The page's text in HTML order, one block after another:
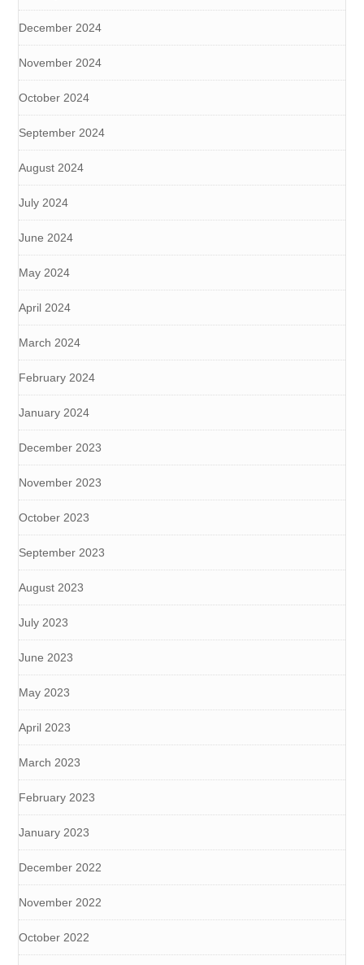
December 2024
November 2024
October 2024
September 2024
August 2024
July 2024
June 2024
May 2024
April 2024
March 2024
February 2024
January 2024
December 2023
November 2023
October 2023
September 2023
August 2023
July 2023
June 2023
May 2023
April 2023
March 2023
February 2023
January 2023
December 2022
November 2022
October 2022